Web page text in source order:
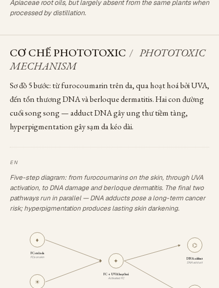
Apiaceae root oils, but largely absent from the same plants when
processed by distillation.
CƠ CHẾ PHOTOTOXIC / PHOTOTOXIC
MECHANISM
Sơ đồ 5 bước: từ furocoumarin trên da, qua hoạt hoá bởi UVA,
đến tổn thương DNA và berloque dermatitis. Hai con đường
cuối song song — adduct DNA gây ung thư tiềm tàng,
hyperpigmentation gây sạm da kéo dài.
Five-step diagram: from furocoumarins on the skin, through UVA
activation, to DNA damage and berloque dermatitis. The final two
pathways run in parallel — DNA adducts pose a long-term cancer
risk; hyperpigmentation produces lasting skin darkening.
♦
FCs trên da
FCs on skin
☀
✦
FC + UVA hoạt hoá
Activated FC
⌬
DNA adduct
DNA adduct